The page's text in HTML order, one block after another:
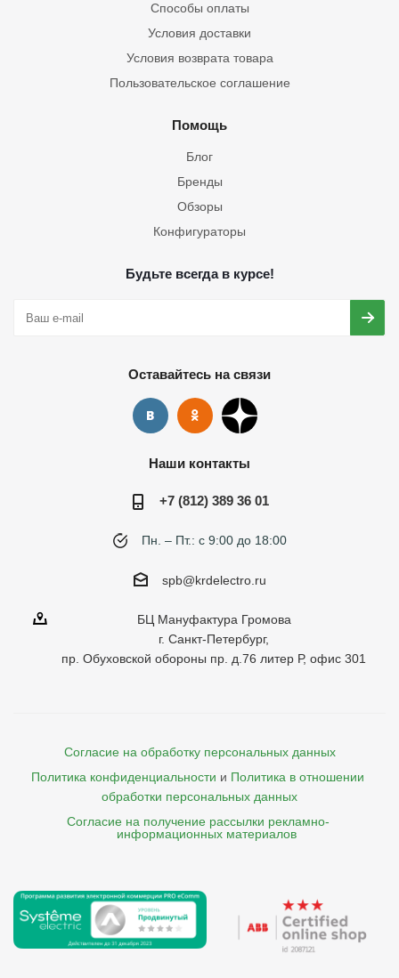
Способы оплаты
Условия доставки
Условия возврата товара
Пользовательское соглашение
Помощь
Блог
Бренды
Обзоры
Конфигураторы
Будьте всегда в курсе!
Оставайтесь на связи
Наши контакты
+7 (812) 389 36 01
Пн. – Пт.: с 9:00 до 18:00
spb@krdelectro.ru
БЦ Мануфактура Громова
г. Санкт-Петербург,
пр. Обуховской обороны пр. д.76 литер Р, офис 301
Согласие на обработку персональных данных
Политика конфиденциальности и Политика в отношении
обработки персональных данных
Согласие на получение рассылки рекламно-
    информационных материалов